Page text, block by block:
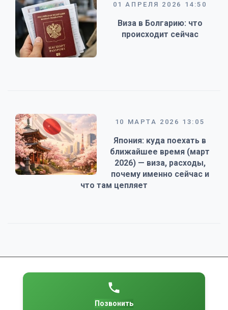
01 АПРЕЛЯ 2026 14:50
Виза в Болгарию: что
происходит сейчас
10 МАРТА 2026 13:05
Япония: куда поехать в
ближайшее время (март
2026) — виза, расходы,
почему именно сейчас и
что там цепляет
Позвонить